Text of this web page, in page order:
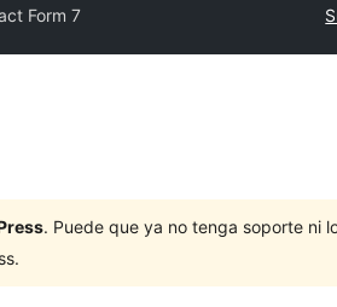
Form 7
. Puede que ya no tenga soporte ni